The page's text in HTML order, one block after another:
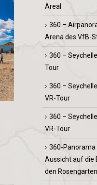
Areal
360 –
Arena des VfB-
360 –
Tour
360 –
VR-Tour
360 –
VR-Tour
360-Panorama
Aussicht auf die
den Rosengarten